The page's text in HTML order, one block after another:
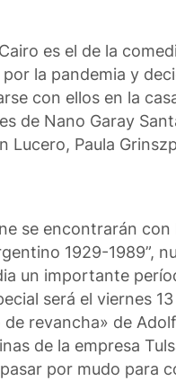
es el de la
la pandemia y
con ellos en la
de Nano Garay
Lucero, Paula
se encontrarán
1929-
un importante
será el viernes
revancha» de
de la empresa
por mudo para